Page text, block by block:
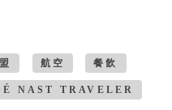
航空 餐飲
NAST TRAVELER